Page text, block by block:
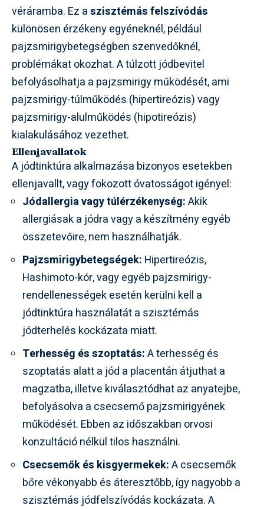
véráramba. Ez aszisztémás felszívódás
különösen érzékeny egyéneknél, például
pajzsmirigybetegségben szenvedőknél,
problémákat okozhat. A túlzott jódbevitel
befolyásolhatja a pajzsmirigy működését, ami
pajzsmirigy-túlműködés (hipertireózis) vagy
pajzsmirigy-alulműködés (hipotireózis)
kialakulásához vezethet.
Ellenjavallatok
A jódtinktúra alkalmazása bizonyos esetekben
ellenjavallt, vagy fokozott óvatosságot igényel:
Jódallergia vagy túlérzékenység:Akik
allergiásak a jódra vagy a készítmény egyéb
összetevőire, nem használhatják.
Pajzsmirigybetegségek: Hipertireózis,
Hashimoto-kór, vagy egyéb pajzsmirigy-
rendellenességek esetén kerülni kell a
jódtinktúra használatát a szisztémás
jódterhelés kockázata miatt.
Terhesség és szoptatás:A terhesség és
szoptatás alatt a jód a placentán átjuthat a
magzatba, illetve kiválasztódhat az anyatejbe,
befolyásolva a csecsemő pajzsmirigyének
működését. Ebben az időszakban orvosi
konzultáció nélkül tilos használni.
Csecsemők és kisgyermekek:A csecsemők
bőre vékonyabb és áteresztőbb, így nagyobb a
szisztémás jódfelszívódás kockázata. A